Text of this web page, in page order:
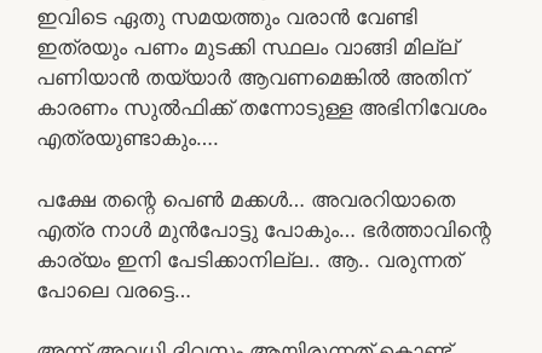
ഇവിടെ ഏതു സമയത്തും വരാൻ വേണ്ടി
ഇത്രയും പണം മുടക്കി സ്ഥലം വാങ്ങി മില്ല്
പണിയാൻ തയ്യാർ ആവണമെങ്കിൽ അതിന്
കാരണം സുൽഫിക്ക് തന്നോടുള്ള അഭിനിവേശം
എത്രയുണ്ടാകും….
പക്ഷേ തന്റെ പെൺ മക്കൾ… അവരറിയാതെ
എത്ര നാൾ മുൻപോട്ടു പോകും… ഭർത്താവിന്റെ
കാര്യം ഇനി പേടിക്കാനില്ല.. ആ.. വരുന്നത്
പോലെ വരട്ടെ…